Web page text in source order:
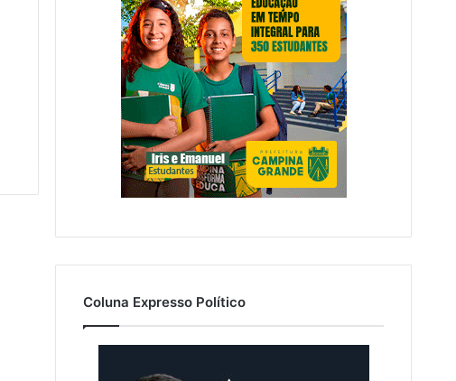
Coluna Expresso Político